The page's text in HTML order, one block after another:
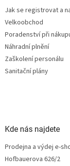
Jak se registrovat a
Velkoobchod
Poradenství při
Náhradní plnění
Zaškolení personálu
Sanitační plány
Kde nás najdete
Prodejna a výdej e-
Hofbauerova 626/2